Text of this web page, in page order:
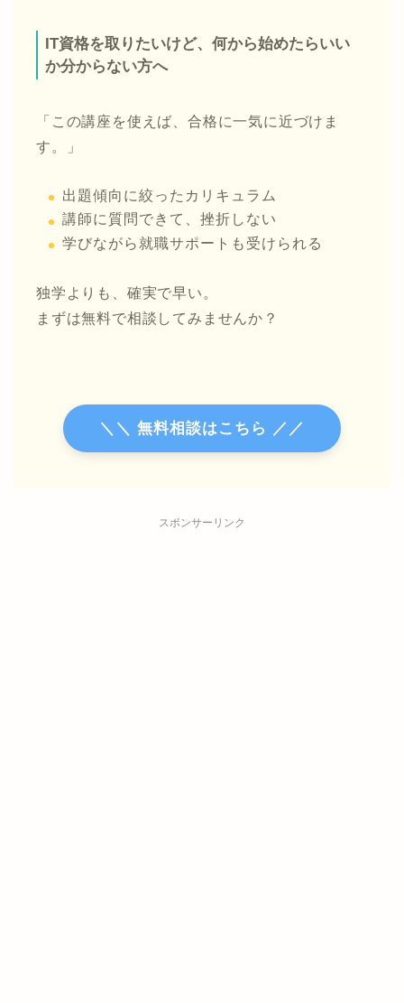
IT資格を取りたいけど、何から始めたらいい
か分からない方へ
「この講座を使えば、合格に一気に近づけま
す。」
出題傾向に絞ったカリキュラム
講師に質問できて、挫折しない
学びながら就職サポートも受けられる
独学よりも、確実で早い。
まずは無料で相談してみませんか？
＼＼ 無料相談はこちら ／／
スポンサーリンク